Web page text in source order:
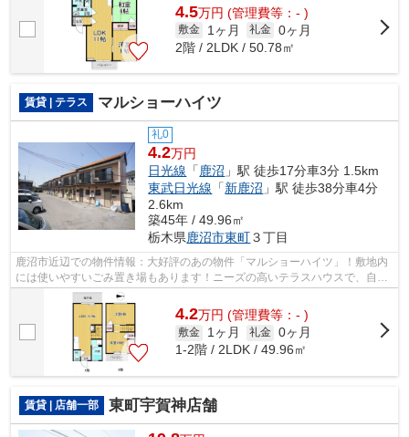
4.5万円 (管理費等：- )
敷金 1ヶ月 礼金 0ヶ月
2階 / 2LDK / 50.78㎡
賃貸 | テラス マルショーハイツ
礼0
4.2万円
日光線 「 鹿沼 」駅 徒歩17分車3分 1.5km
東武日光線 「新鹿沼 」駅 徒歩38分車4分
2.6km
築45年 / 49.96㎡
栃木県鹿沼市東町３丁目
鹿沼市近辺での物件情報：大好評のあの物件「マルショーハイツ」！敷地内
には使いやすいごみ置き場もあります！ニーズの高いテラスハウスで、自分
だけのオシャレな空間を演出！エスケ...
4.2万円 (管理費等：- )
敷金 1ヶ月 礼金 0ヶ月
1-2階 / 2LDK / 49.96㎡
賃貸 | 店舗一部 東町宇賀神店舗